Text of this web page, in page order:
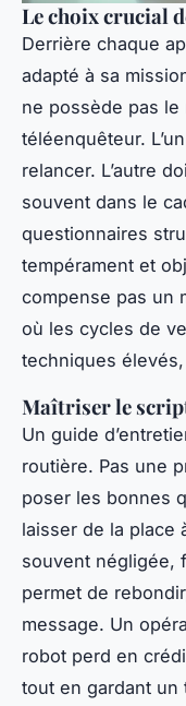
Le choix crucial
Derrière chaque
adapté à sa
ne possède pas
téléenquêteur.
relancer. L’autre
souvent dans le
questionnaires
tempérament et
compense pas un
où les cycles de
techniques
Maîtriser le
Un guide
routière. Pas une
poser les bonnes
laisser de la place
souvent négligée,
permet de
message. Un
robot perd en
tout en gardant un